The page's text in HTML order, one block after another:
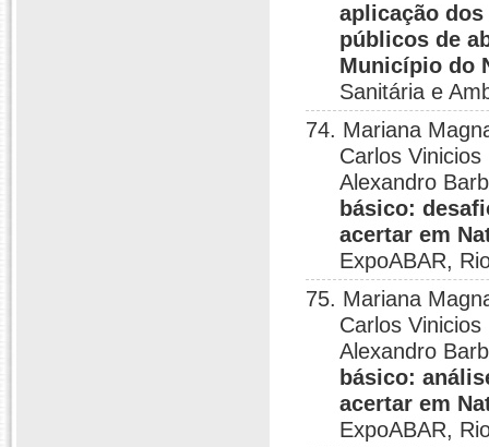
aplicação
públicos de
Município do
Sanitária e
74. Mariana
Carlos
Alexandro
básico:
acertar em
ExpoABAR,
75. Mariana
Carlos
Alexandro
básico:
acertar em
ExpoABAR,